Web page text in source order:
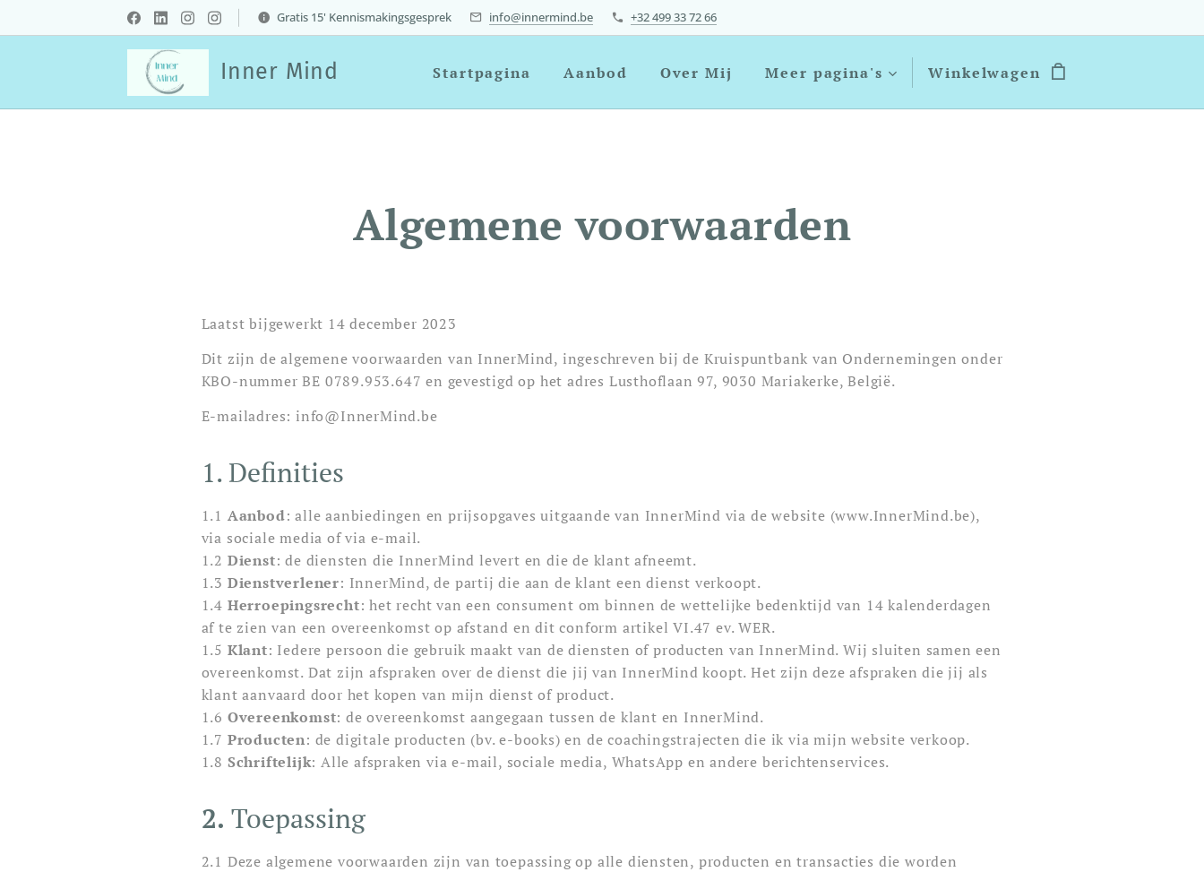
Gratis 15' Kennismakingsgesprek info@innermind.be +32 499 33 72 66
Inner Mind Startpagina Aanbod Over Mij Meer pagina's Winkelwagen
Algemene voorwaarden
Laatst bijgewerkt 14 december 2023
Dit zijn de algemene voorwaarden van InnerMind, ingeschreven bij de Kruispuntbank van Ondernemingen onder
KBO-nummer BE 0789.953.647 en gevestigd op het adres Lusthoflaan 97, 9030 Mariakerke, België.
E-mailadres: info@InnerMind.be
1. Definities
1.1 Aanbod: alle aanbiedingen en prijsopgaves uitgaande van InnerMind via de website (www.InnerMind.be),
via sociale media of via e-mail.
1.2 Dienst: de diensten die InnerMind levert en die de klant afneemt.
1.3 Dienstverlener: InnerMind, de partij die aan de klant een dienst verkoopt.
1.4 Herroepingsrecht: het recht van een consument om binnen de wettelijke bedenktijd van 14 kalenderdagen
af te zien van een overeenkomst op afstand en dit conform artikel VI.47 ev. WER.
1.5 Klant: Iedere persoon die gebruik maakt van de diensten of producten van InnerMind. Wij sluiten samen een
overeenkomst. Dat zijn afspraken over de dienst die jij van InnerMind koopt. Het zijn deze afspraken die jij als
klant aanvaard door het kopen van mijn dienst of product.
1.6 Overeenkomst: de overeenkomst aangegaan tussen de klant en InnerMind.
1.7 Producten: de digitale producten (bv. e-books) en de coachingstrajecten die ik via mijn website verkoop.
1.8 Schriftelijk: Alle afspraken via e-mail, sociale media, WhatsApp en andere berichtenservices.
2. Toepassing
2.1 Deze algemene voorwaarden zijn van toepassing op alle diensten, producten en transacties die worden